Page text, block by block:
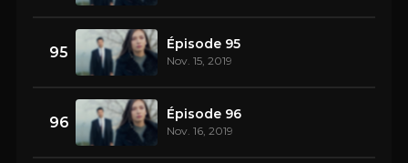
95 Épisode 95
Nov. 15, 2019
96 Épisode 96
Nov. 16, 2019